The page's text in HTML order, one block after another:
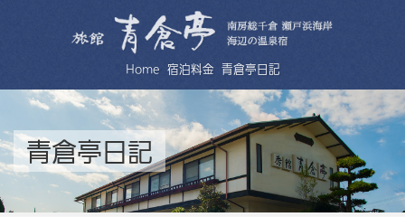
Home 宿泊料金 青倉亭日記
青倉亭日記